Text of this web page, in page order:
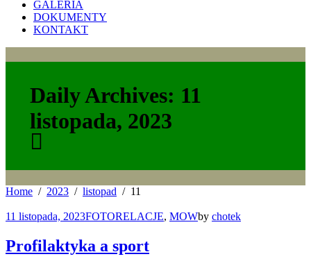
GALERIA
DOKUMENTY
KONTAKT
Daily Archives: 11
listopada, 2023
Home 2023 listopad 11
11 listopada, 2023FOTORELACJE, MOWby chotek
Profilaktyka a sport